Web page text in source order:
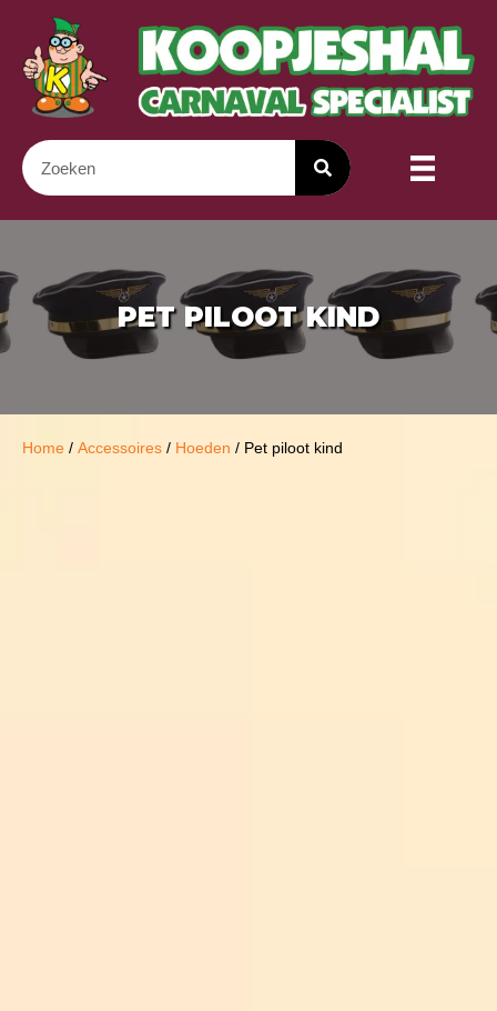
PET PILOOT KIND
Home / Accessoires / Hoeden / Pet piloot kind